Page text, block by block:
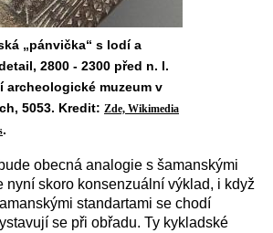
„pánvička“ s lodí a
2800 - 2300 před n. l.
archeologické muzeum v
5053. Kredit: Zde, Wikimedia
.
obecná analogie s šamanskými
nyní skoro konsenzuální výklad, i když
standartami se chodí
se při obřadu. Ty kykladské